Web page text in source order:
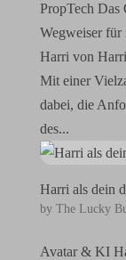
PropTech Das
Wegweiser für
Harri von
Mit einer
dabei, die
des...
Harri als dein
by The Lucky
Avatar & KI